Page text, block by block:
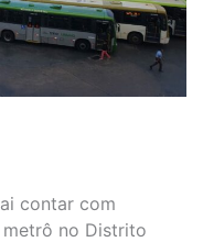
contar com
no Distrito